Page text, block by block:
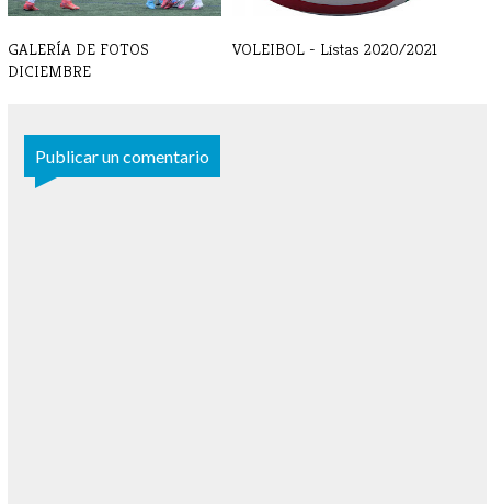
GALERÍA DE FOTOS
DICIEMBRE
VOLEIBOL - Listas 2020/2021
Publicar un comentario